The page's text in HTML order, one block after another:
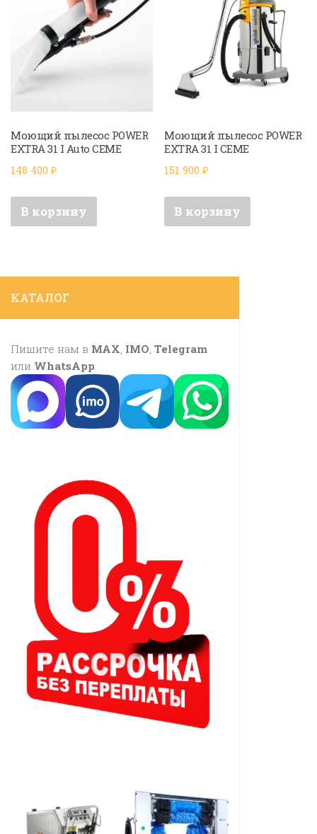
Моющий пылесос POWER
EXTRA 31 I Auto CEME
148 400 ₽
В корзину
Моющий пылесос POWER
EXTRA 31 I CEME
151 900₽
В корзину
КАТАЛОГ
Пишите нам в MAX, IMO, Telegram
или WhatsApp: